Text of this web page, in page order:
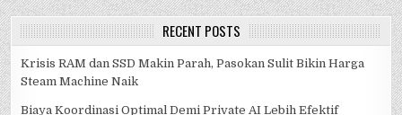
RECENT POSTS
Krisis RAM dan SSD Makin Parah, Pasokan Sulit Bikin Harga
Steam Machine Naik
Biaya Koordinasi Optimal Demi Private AI Lebih Efektif